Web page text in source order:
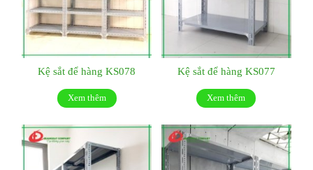
Kệ sắt để hàng KS078
Xem thêm
Kệ sắt để hàng KS077
Xem thêm